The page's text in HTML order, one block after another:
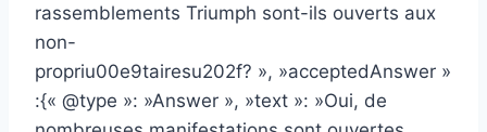
rassemblements Triumph sont-ils ouverts aux
non-
propriu00e9tairesu202f? », »acceptedAnswer »
:{« @type »: »Answer », »text »: »Oui, de